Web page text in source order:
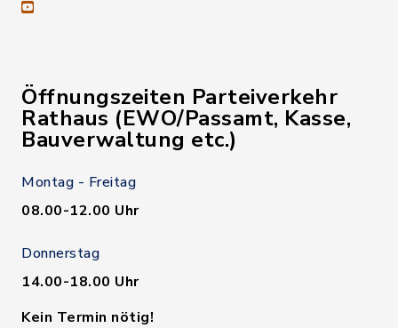
youtube
Öffnungszeiten Parteiverkehr
Rathaus (EWO/Passamt, Kasse,
Bauverwaltung etc.)
Montag - Freitag
08.00-12.00 Uhr
Donnerstag
14.00-18.00 Uhr
Kein Termin nötig!